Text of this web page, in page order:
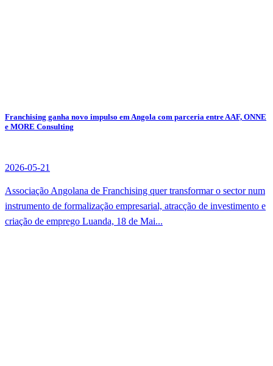
Franchising ganha novo impulso em Angola com parceria entre AAF, ONNE
e MORE Consulting
2026-05-21
Associação Angolana de Franchising quer transformar o sector num
instrumento de formalização empresarial, atracção de investimento e
criação de emprego Luanda, 18 de Mai...